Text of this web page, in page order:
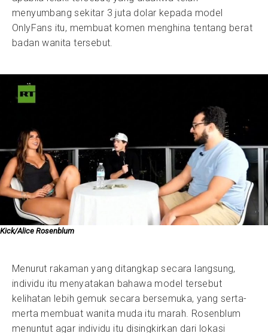
menyumbang sekitar 3 juta dolar kepada model
OnlyFans itu, membuat komen menghina tentang berat
badan wanita tersebut.
Kick/Alice Rosenblum
Menurut rakaman yang ditangkap secara langsung,
individu itu menyatakan bahawa model tersebut
kelihatan lebih gemuk secara bersemuka, yang serta-
merta membuat wanita muda itu marah. Rosenblum
menuntut agar individu itu disingkirkan dari lokasi